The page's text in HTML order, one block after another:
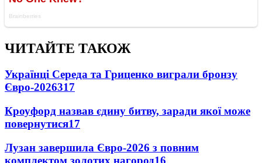
ЧИТАЙТЕ ТАКОЖ
Українці Середа та Гриценко виграли бронзу
Євро-2026317
Кроуфорд назвав єдину битву, заради якої може
повернутися17
Лузан завершила Євро-2026 з повним
комплектом золотих нагород16